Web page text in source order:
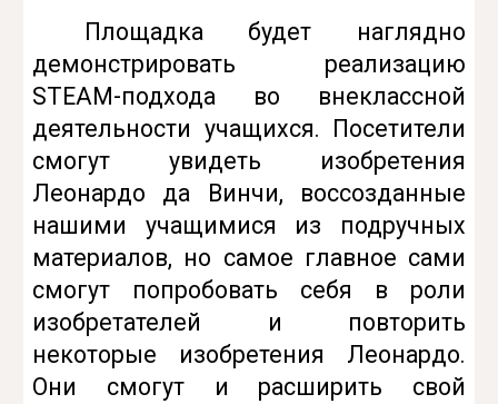
Площадка будет наглядно
демонстрировать реализацию
STEAM-подхода во внеклассной
деятельности учащихся. Посетители
смогут увидеть изобретения
Леонардо да Винчи, воссозданные
нашими учащимися из подручных
материалов, но самое главное сами
смогут попробовать себя в роли
изобретателей и повторить
некоторые изобретения Леонардо.
Они смогут и расширить свой